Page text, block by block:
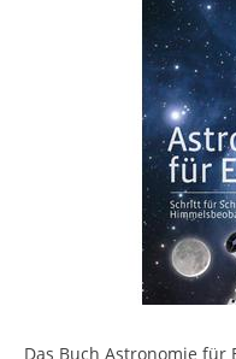
Das Buch Astronomie für